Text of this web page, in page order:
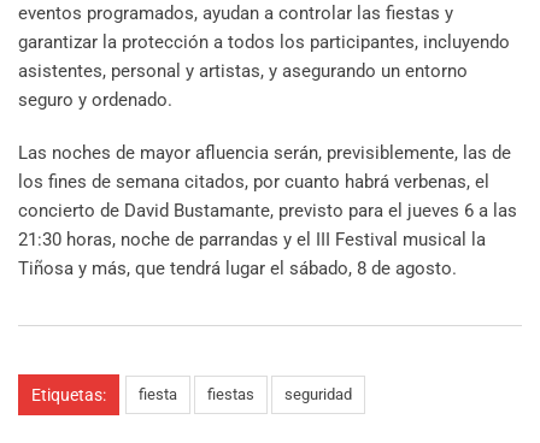
eventos programados, ayudan a controlar las fiestas y
garantizar la protección a todos los participantes, incluyendo
asistentes, personal y artistas, y asegurando un entorno
seguro y ordenado.
Las noches de mayor afluencia serán, previsiblemente, las de
los fines de semana citados, por cuanto habrá verbenas, el
concierto de David Bustamante, previsto para el jueves 6 a las
21:30 horas, noche de parrandas y el III Festival musical la
Tiñosa y más, que tendrá lugar el sábado, 8 de agosto.
Etiquetas: fiesta fiestas seguridad